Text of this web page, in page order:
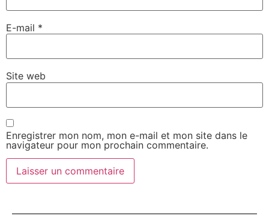
E-mail *
Site web
Enregistrer mon nom, mon e-mail et mon site dans le
navigateur pour mon prochain commentaire.